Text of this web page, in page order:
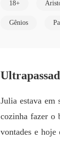
dido ela acordou
lutar para
18+
Gênios
Julia estava em
cozinha fazer o
vontades e hoje